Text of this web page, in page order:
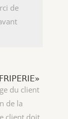
de
du client
de la